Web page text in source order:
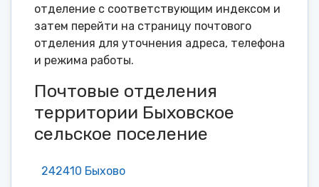
отделение с соответствующим индексом и
затем перейти на страницу почтового
отделения для уточнения адреса, телефона
и режима работы.
Почтовые отделения
территории Быховское
сельское поселение
242410 Быхово